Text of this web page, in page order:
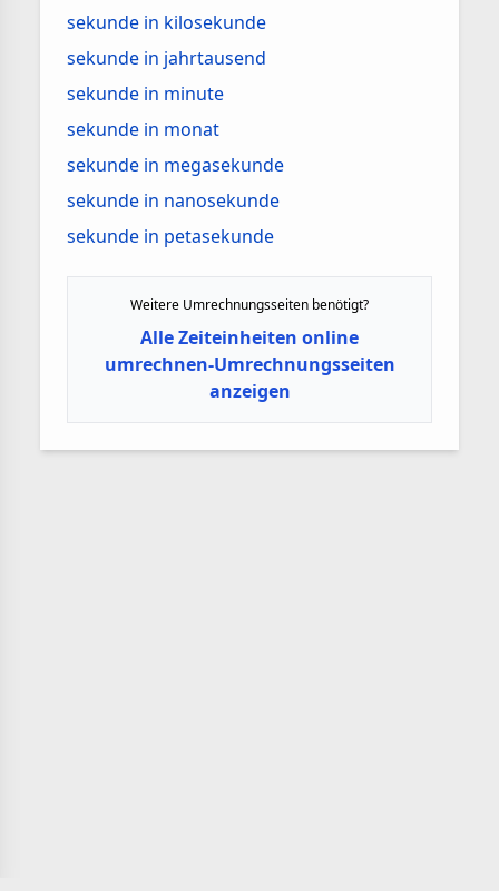
sekunde in kilosekunde
sekunde in jahrtausend
sekunde in minute
sekunde in monat
sekunde in megasekunde
sekunde in nanosekunde
sekunde in petasekunde
Weitere Umrechnungsseiten benötigt?
Alle Zeiteinheiten online
umrechnen-Umrechnungsseiten
anzeigen